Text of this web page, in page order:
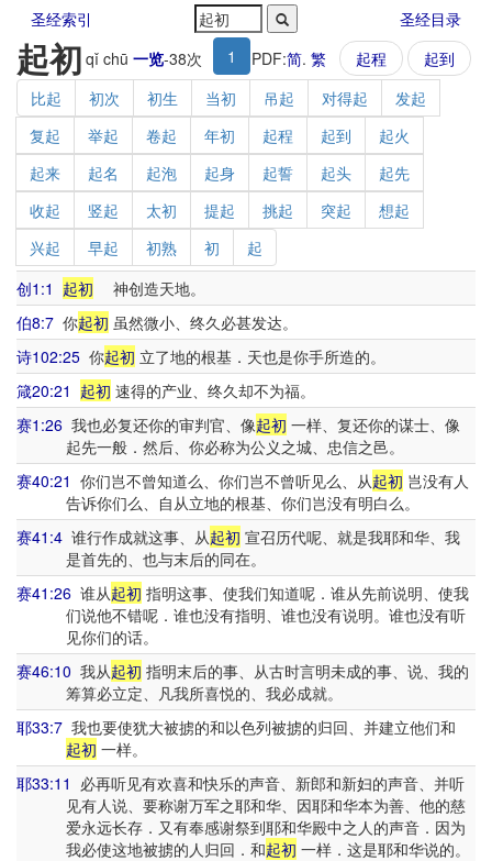
圣经索引 圣经目录
起初 qǐ chū 一览-38次 1 PDF:简. 繁 起程
起到
比起
初次 初生 当初 吊起 对得起
发起
复起
举起 卷起 年初 起程 起到
起火
起来
起名 起泡 起身 起誓 起头
起先
收起
竖起 太初 提起 挑起 突起
想起
兴起
早起 初熟 初
起
创1:1 起初 神创造天地。
伯8:7 你起初 虽然微小、终久必甚发达。
诗102:25 你起初 立了地的根基．天也是你手所造的。
箴20:21 起初 速得的产业、终久却不为福。
赛1:26 我也必复还你的审判官、像起初 一样、复还你的谋士、像
起先一般．然后、你必称为公义之城、忠信之邑。
赛40:21 你们岂不曾知道么、你们岂不曾听见么、从起初 岂没有人
告诉你们么、自从立地的根基、你们岂没有明白么。
赛41:4 谁行作成就这事、从起初 宣召历代呢、就是我耶和华、我
是首先的、也与末后的同在。
赛41:26 谁从起初 指明这事、使我们知道呢．谁从先前说明、使我
们说他不错呢．谁也没有指明、谁也没有说明。谁也没有听
见你们的话。
赛46:10 我从起初 指明末后的事、从古时言明未成的事、说、我的
筹算必立定、凡我所喜悦的、我必成就。
耶33:7 我也要使犹大被掳的和以色列被掳的归回、并建立他们和
起初 一样。
耶33:11 必再听见有欢喜和快乐的声音、新郎和新妇的声音、并听
见有人说、要称谢万军之耶和华、因耶和华本为善、他的慈
爱永远长存．又有奉感谢祭到耶和华殿中之人的声音．因为
我必使这地被掳的人归回．和起初 一样．这是耶和华说的。